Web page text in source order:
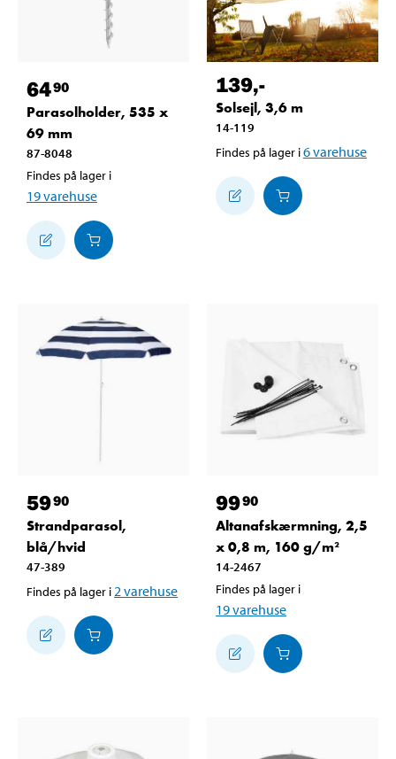
6490
Parasolholder, 535 x
69 mm
87-8048
Findes på lager i
19varehuse
139,-
Solsejl, 3,6 m
14-119
Findes på lager i6varehuse
5990
Strandparasol,
blå/hvid
47-389
Findes på lager i 2 varehuse
9990
Altanafskærmning, 2,5
x 0,8 m, 160 g/m²
14-2467
Findes på lager i
19varehuse